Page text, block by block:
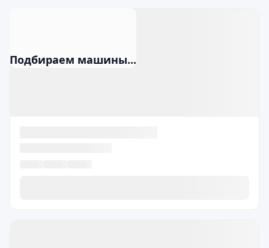
Подбираем машины...